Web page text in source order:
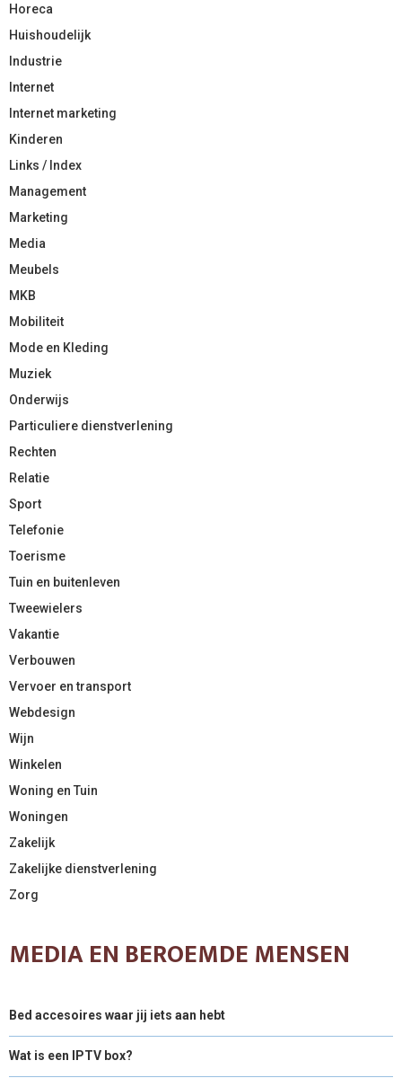
Horeca
Huishoudelijk
Industrie
Internet
Internet marketing
Kinderen
Links / Index
Management
Marketing
Media
Meubels
MKB
Mobiliteit
Mode en Kleding
Muziek
Onderwijs
Particuliere dienstverlening
Rechten
Relatie
Sport
Telefonie
Toerisme
Tuin en buitenleven
Tweewielers
Vakantie
Verbouwen
Vervoer en transport
Webdesign
Wijn
Winkelen
Woning en Tuin
Woningen
Zakelijk
Zakelijke dienstverlening
Zorg
MEDIA EN BEROEMDE MENSEN
Bed accesoires waar jij iets aan hebt
Wat is een IPTV box?